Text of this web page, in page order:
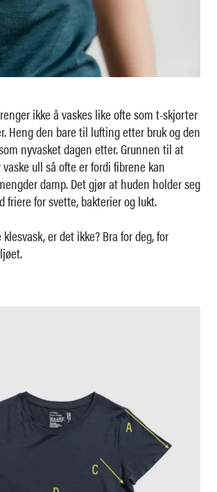
ikke å vaskes like ofte som t-skjorter
Heng den bare til lufting etter bruk og den
nyvasket dagen etter. Grunnen til at
ull så ofte er fordi fibrene kan
damp. Det gjør at huden holder seg
friere for svette, bakterier og lukt.
er det ikke? Bra for deg, for